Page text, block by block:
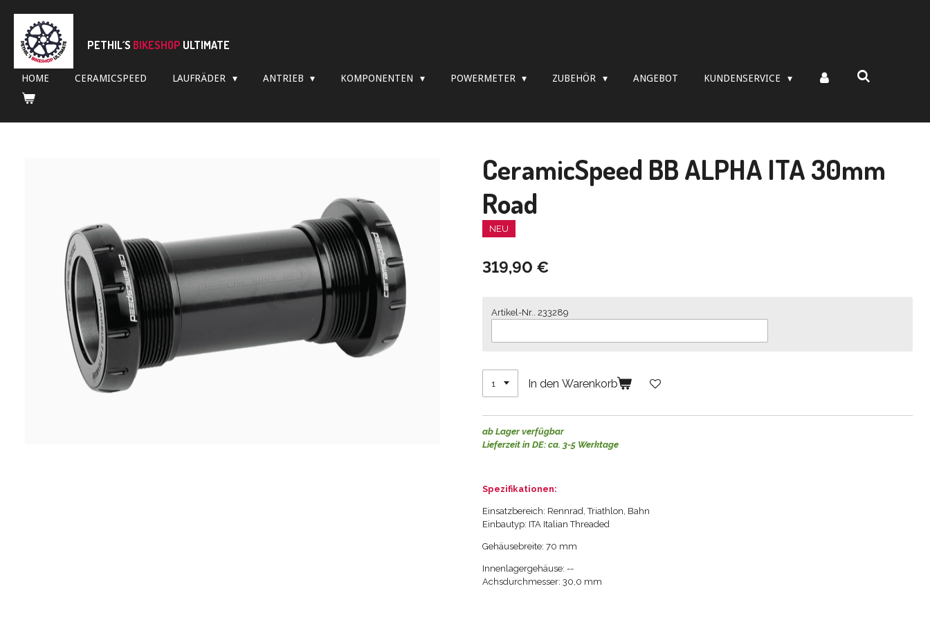
Zum
Hauptinhalt
springen
PETHIL´S BIKESHOP ULTIMATE
HOME CERAMICSPEED LAUFRÄDER ANTRIEB KOMPONENTEN POWERMETER ZUBEHÖR ANGEBOT KUNDENSERVICE
CeramicSpeed BB ALPHA ITA 30mm
Road
NEU
319,90 €
Artikel-Nr.. 233289
In den Warenkorb
ab Lager verfügbar
Lieferzeit in DE: ca. 3-5 Werktage
Spezifikationen:
Einsatzbereich: Rennrad, Triathlon, Bahn
Einbautyp: ITA Italian Threaded
Gehäusebreite: 70 mm
Innenlagergehäuse: --
Achsdurchmesser: 30,0 mm